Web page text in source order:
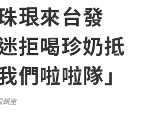
珢來台發
拒喝珍奶抵
們啦啦隊」
輯室